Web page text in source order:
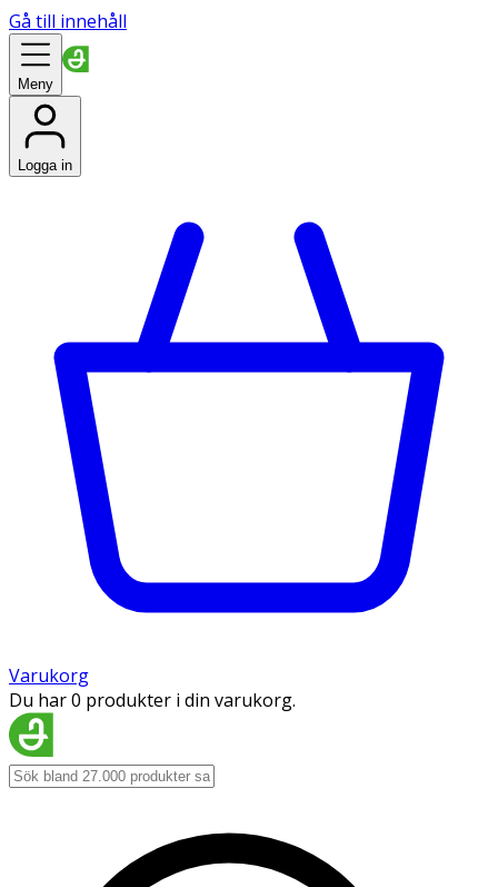
Gå till innehåll
Meny
Logga in
Varukorg
Du har 0 produkter i din varukorg.